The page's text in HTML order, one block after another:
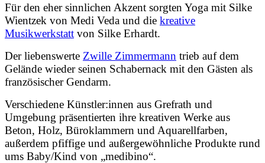
Für den eher sinnlichen Akzent sorgten Yoga mit Silke
Wientzek von Medi Veda und die kreative
Musikwerkstatt von Silke Erhardt.
Der liebenswerte Zwille Zimmermann trieb auf dem
Gelände wieder seinen Schabernack mit den Gästen als
französischer Gendarm.
Verschiedene Künstler:innen aus Grefrath und
Umgebung präsentierten ihre kreativen Werke aus
Beton, Holz, Büroklammern und Aquarellfarben,
außerdem pfiffige und außergewöhnliche Produkte rund
ums Baby/Kind von „medibino“.